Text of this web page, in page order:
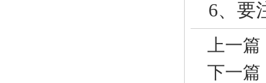
6、要
上一
下一篇